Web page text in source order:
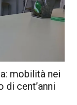
mobilità nei
cent’anni